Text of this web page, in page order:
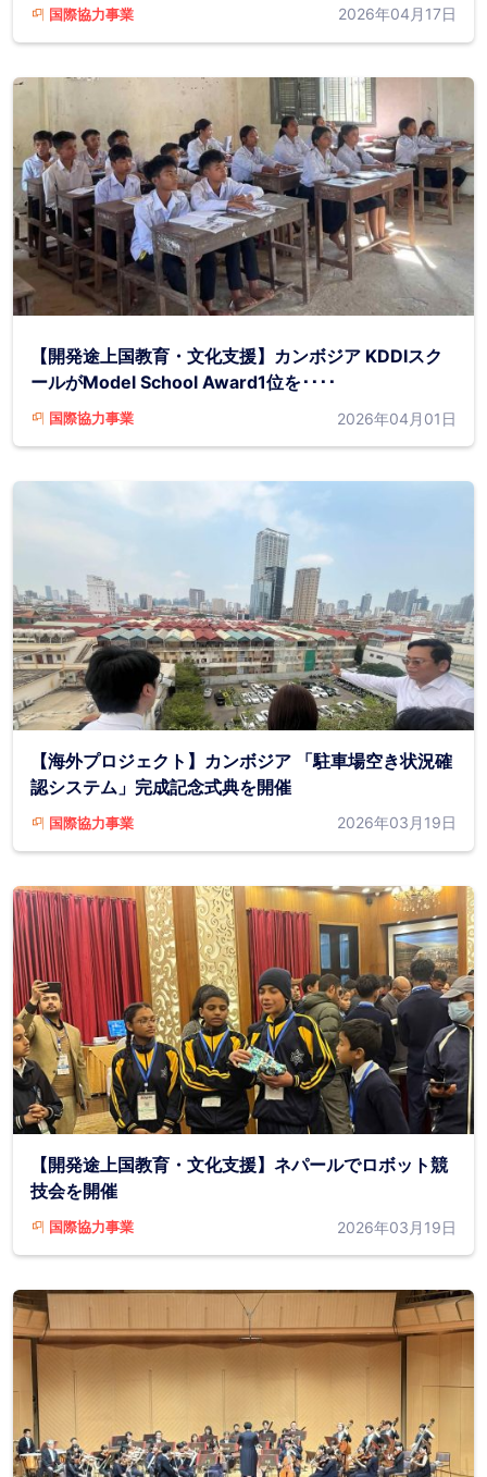
国際協力事業 2026年04月17日
【開発途上国教育・文化支援】カンボジア KDDIスク
ールがModel School Award1位を････
国際協力事業 2026年04月01日
【海外プロジェクト】カンボジア 「駐車場空き状況確
認システム」完成記念式典を開催
国際協力事業 2026年03月19日
【開発途上国教育・文化支援】ネパールでロボット競
技会を開催
国際協力事業 2026年03月19日